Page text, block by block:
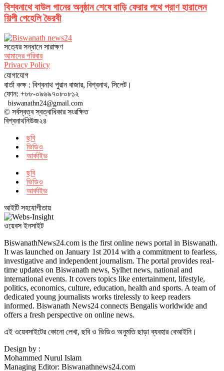
বিশ্বনাথে বাউল গানের অনুষ্ঠান শেষে বাড়ি ফেরার পথে প্রাণ হারালেন
শিল্পী পেহেলি ভৈরবী
সত‌্যের সন্ধানে সারাক্ষণ
আমাদের পরিবার
Privacy Policy
যোগাযোগ
বার্তা কক্ষ : বিশ্বনাথ পুরান বাজার, বিশ্বনাথ, সিলেট।
ফোন: +৮৮-০৯৬৯৭০৮০৮১২
biswanathn24@gmail.com
© সর্বস্বত্ব স্বত্বাধিকার সংরক্ষিত
বিশ্বনাথনিউজ২৪
ছবি
ভিডিও
আর্কাইভ
ছবি
ভিডিও
আর্কাইভ
আইটি সহযোগীতায়
ওয়েবস ইনসাইট
BiswanathNews24.com is the first online news portal in Biswanath.
It was launched on January 1st 2014 with a commitment to fearless,
investigative and independent journalism. The portal provides real-
time updates on Biswanath news, Sylhet news, national and
international events. It covers topics like entertainment, lifestyle,
politics, economics, culture, education, health and sports. A team of
dedicated young journalists works tirelessly to keep readers
informed. Biswanath News24 connects Bengalis worldwide and
offers a fresh perspective on online news.
এই ওয়েবসাইটের কোনো লেখা, ছবি ও ভিডিও অনুমতি ছাড়া ব্যবহার বেআইনি।
Design by :
Mohammed Nurul Islam
Managing Editor: Biswanathnews24.com